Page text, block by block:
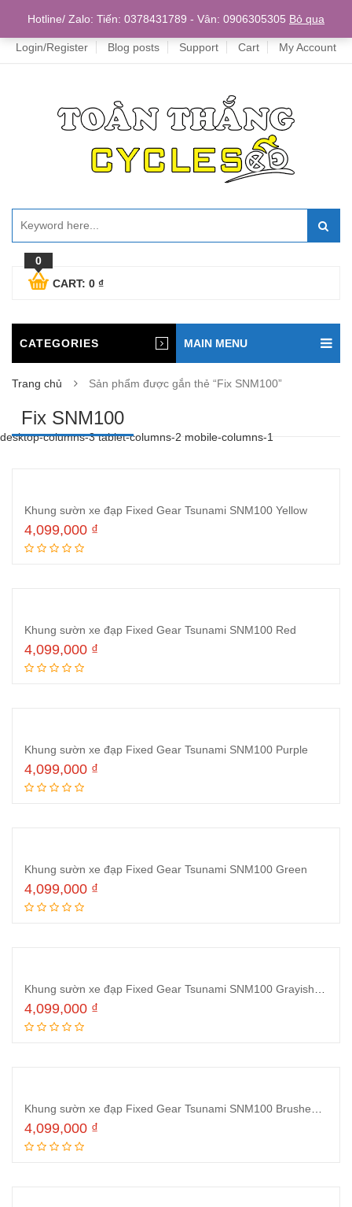
Home
Login/Register Blog posts Support Cart My Account
0
CART: 0 ₫
CATEGORIES MAIN MENU
Trang chủ Sản phẩm được gắn thẻ “Fix SNM100”
Fix SNM100
desktop-columns-3 tablet-columns-2 mobile-columns-1
Khung sườn xe đạp Fixed Gear Tsunami SNM100 Yellow
4,099,000 ₫
Khung sườn xe đạp Fixed Gear Tsunami SNM100 Red
4,099,000 ₫
Khung sườn xe đạp Fixed Gear Tsunami SNM100 Purple
4,099,000 ₫
Khung sườn xe đạp Fixed Gear Tsunami SNM100 Green
4,099,000 ₫
4,099,000 ₫
4,099,000 ₫
Hotline/ Zalo: Tiến: 0378431789 - Vân: 0906305305 Bỏ qua